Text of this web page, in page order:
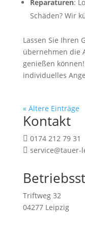
Reparaturen:
Schäden? Wir
Lassen Sie Ihren
übernehmen die
genießen
individuelles
« Ältere Einträge
Kontakt
 0174 212 79 31
 service@tauer-
Triftweg 32
04277 Leipzig